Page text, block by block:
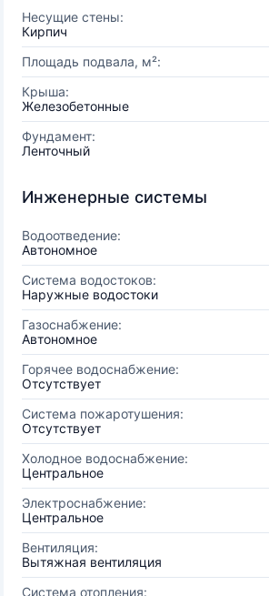
Несущие стены:
Кирпич
Площадь подвала, м²:
Крыша:
Железобетонные
Фундамент:
Ленточный
Инженерные системы
Водоотведение:
Автономное
Система водостоков:
Наружные водостоки
Газоснабжение:
Автономное
Горячее водоснабжение:
Отсутствует
Система пожаротушения:
Отсутствует
Холодное водоснабжение:
Центральное
Электроснабжение:
Центральное
Вентиляция:
Вытяжная вентиляция
Система отопления: